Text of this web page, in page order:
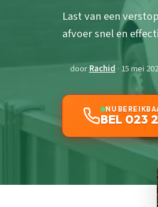
Last van een
afvoer snel en
doorRachid · 15 mei
NU
BEL 023